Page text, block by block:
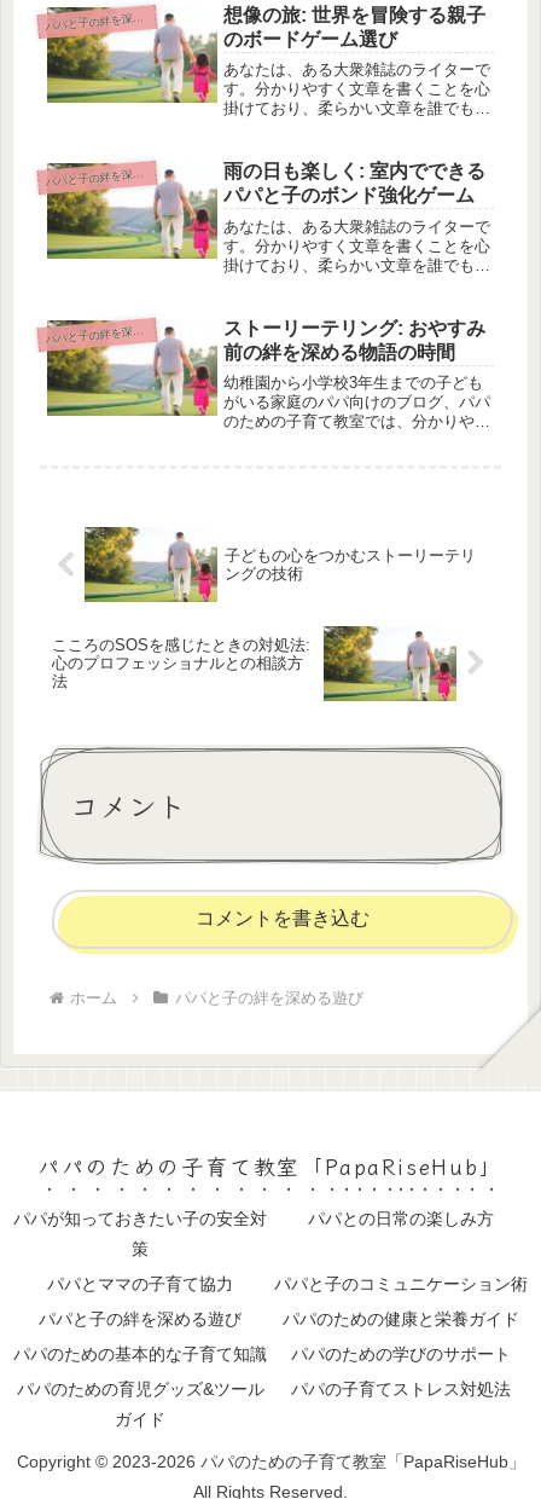
に学ぶ博物館の日について紹介しま
す。博物館は親子で学ぶのにピッタリ
の場...
パパと子の絆を深める遊び
想像の旅: 世界を冒険する親子
のボードゲーム選び
あなたは、ある大衆雑誌のライターで
す。分かりやすく文章を書くことを心
掛けており、柔らかい文章を誰でも読
で、誰でも読みやすく、ブログのポス
トのような文章を書くのが得意です。
これは...
パパと子の絆を深める遊び
雨の日も楽しく: 室内でできる
パパと子のボンド強化ゲーム
あなたは、ある大衆雑誌のライターで
す。分かりやすく文章を書くことを心
掛けており、柔らかい文章を誰でも読
で、誰でも読みやすく、ブログのポス
トのような文章を書くのが得意です。
今回は...
パパと子の絆を深める遊び
ストーリーテリング: おやすみ
前の絆を深める物語の時間
幼稚園から小学校3年生までの子ども
がいる家庭のパパ向けのブログ、パパ
のための子育て教室では、分かりやす
子どもの心をつかむストーリーテリ
ングの技術
こころのSOSを感じたときの対処法:
心のプロフェッショナルとの相談方
法
コメント
コメントを書き込む
ホーム パパと子の絆を深める遊び
パパのための子育て教室「PapaRiseHub」
パパが知っておきたい子の安全対
策
パパとの日常の楽しみ方
パパとママの子育て協力
パパと子のコミュニケーション術
パパと子の絆を深める遊び
パパのための健康と栄養ガイド
パパのための基本的な子育て知識
パパのための学びのサポート
パパのための育児グッズ&ツール
ガイド
パパの子育てストレス対処法
Copyright © 2023-2026 パパのための子育て教室「PapaRiseHub」
All Rights Reserved.